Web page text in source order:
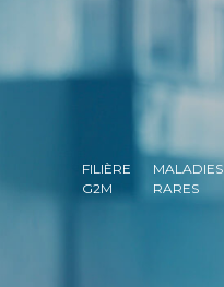
FILIÈRE
G2M
MALADIES
RARES